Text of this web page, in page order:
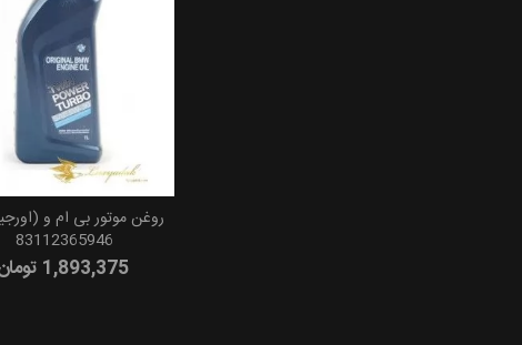
روغن موتور بی ام و
83112365946
1,893,375 تومان